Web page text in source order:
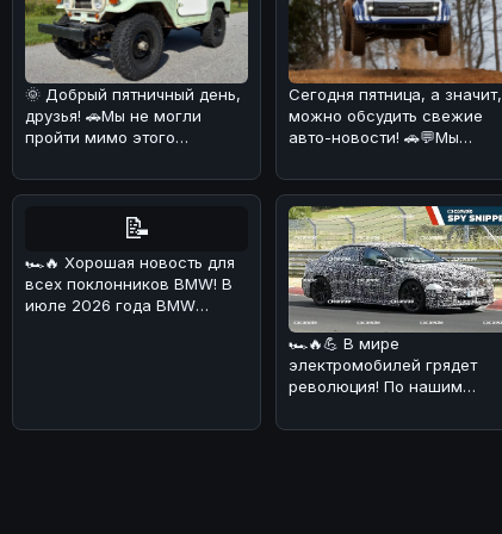
🌞 Добрый пятничный день,
друзья! 🚗Мы не могли
пройти мимо этого
Toyota Land
Сегодня пятница, а значит,
можно обсудить свежие
авто-новости! 🚗💬Мы
Ford
📝
🏎🔥 Хорошая новость для
всех поклонников BMW! В
июле 2026 года BMW
🏎🔥💪 В мире
электромобилей грядет
революция! По нашим
аж четыре электриче